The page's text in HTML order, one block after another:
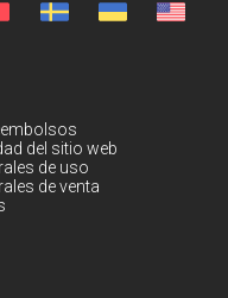
del sitio web
de uso
de venta